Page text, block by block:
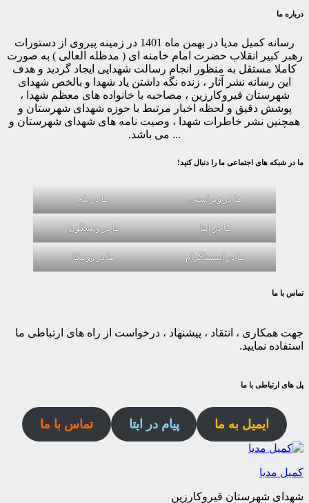
درباره ما
رسانه کمیل مدیا در بهمن ماه 1401 در زمینه پیروی از دستورات
رهبر کبیر انقلاب حضرت امام خامنه ای ( مدظله العالی ) به صورت
کاملا مستقل به منظور انجام رسالت شهدایی ایجاد گردید و هدف
این رسانه نشر آثار ، زنده نگه داشتن یاد شهدا و بالخص شهدای
شهرستان قیروکارزین ، مصاحبه با خانواده های معظم شهدا ،
پوشش دقیق و لحظه اخبار مرتبط با حوزه شهدای شهرستان و
همچنین نشر خاطرات شهدا ، وصیت نامه های شهدای شهرستان و
... می باشد.
ما در شبکه های اجتماعی ما را دنبال کنید!
ما در ویراستی ما در بله
ما در ایتا ما در ویسگون
ما در اینستاگرام ما در روبیکا
تماس با ما
جهت همکاری ، انتقاد ، پیشنهاد ، درخواست از راه های ارتباطی ما
استفاده نمایید.
پل های ارتباطی با ما
ایمیل به ما پیام در ایتا تماس با ما
کمیل مدیا
شهدای شهرستان قیروکارزین